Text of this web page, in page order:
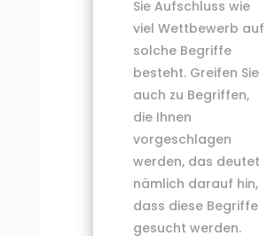
Sie Aufschluss wie
viel Wettbewerb auf
solche Begriffe
besteht. Greifen Sie
auch zu Begriffen,
die Ihnen
vorgeschlagen
werden, das deutet
nämlich darauf hin,
dass diese Begriffe
gesucht werden.